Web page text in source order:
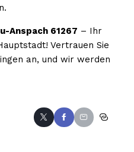
Anspach 61267 – Ihr
Vertrauen Sie
an, und wir werden